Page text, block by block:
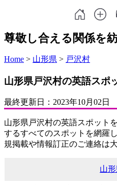
尊敬し合える関係を
Home > 山形県 > 戸沢村
山形県戸沢村の英語スポ
最終更新日： 2023年10月02日
山形県戸沢村の英語スポット
するすべてのスポットを網羅
規掲載や情報訂正のご連絡は
山